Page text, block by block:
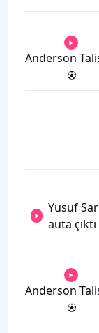
Anderson
Yusuf
auta çıktı
Anderson